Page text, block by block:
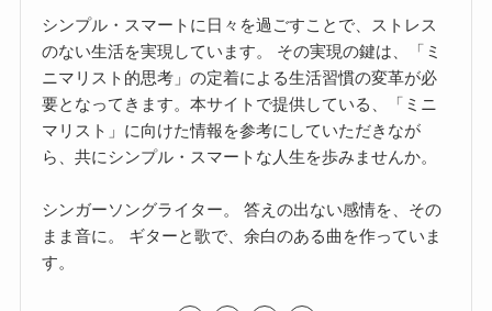
シンプル・スマートに日々を過ごすことで、ストレス
のない生活を実現しています。 その実現の鍵は、「ミ
ニマリスト的思考」の定着による生活習慣の変革が必
要となってきます。本サイトで提供している、「ミニ
マリスト」に向けた情報を参考にしていただきなが
ら、共にシンプル・スマートな人生を歩みませんか。
シンガーソングライター。 答えの出ない感情を、その
まま音に。 ギターと歌で、余白のある曲を作っていま
す。